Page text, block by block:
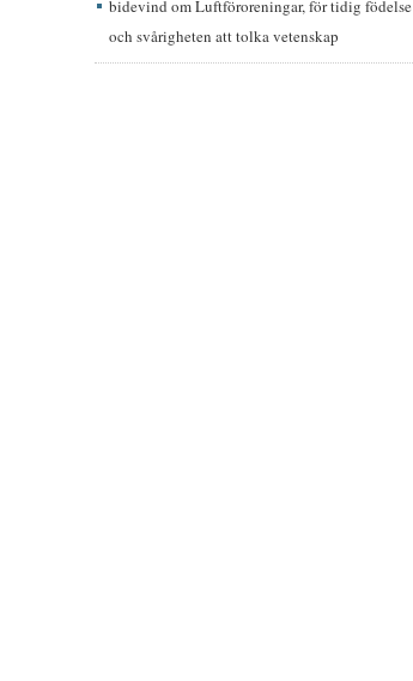
bidevind omLuftföroreningar, för tidig födelse
och svårigheten att tolka vetenskap